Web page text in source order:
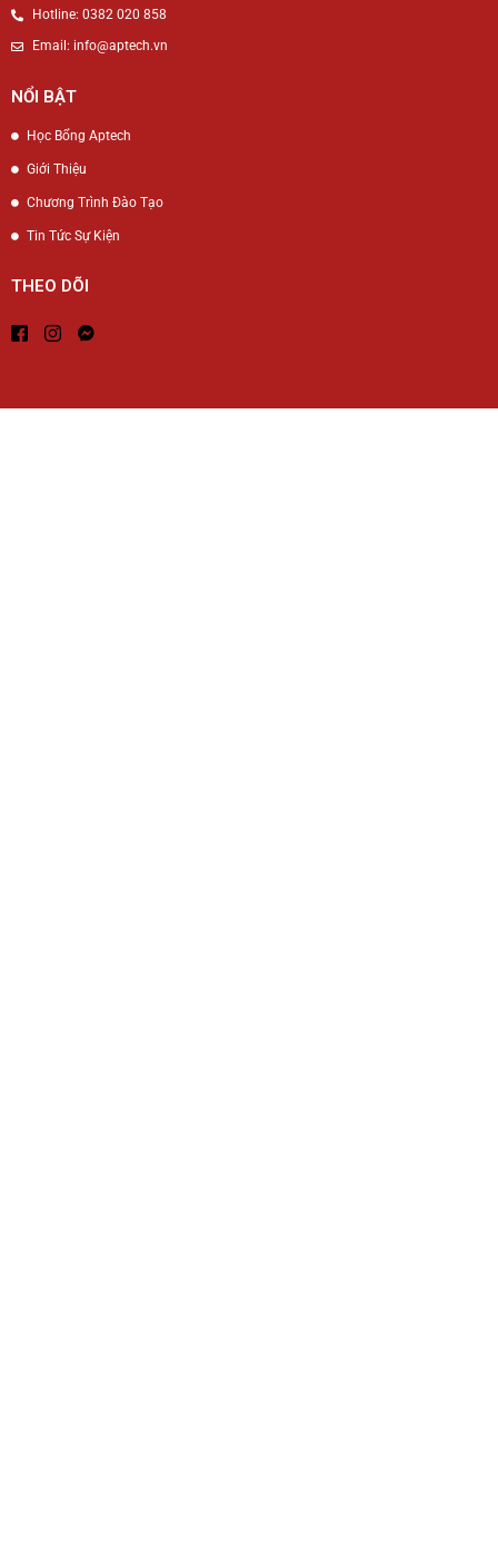
Hotline: 0382 020 858
Email: info@aptech.vn
NỔI BẬT
Học Bổng Aptech
Giới Thiệu
Chương Trình Đào Tạo
Tin Tức Sự Kiện
THEO DÕI